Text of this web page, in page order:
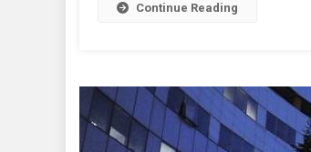
Continue Reading